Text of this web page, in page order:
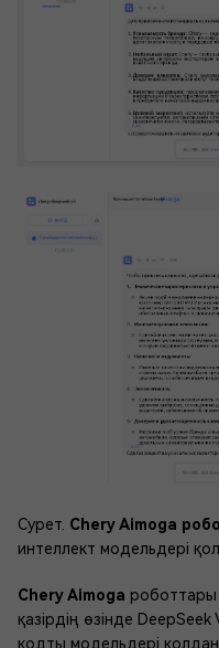
Сурет. Chery Aimoga
интеллект модельдері
Chery Aimoga
қазірдің өзінде
кодты модельдері